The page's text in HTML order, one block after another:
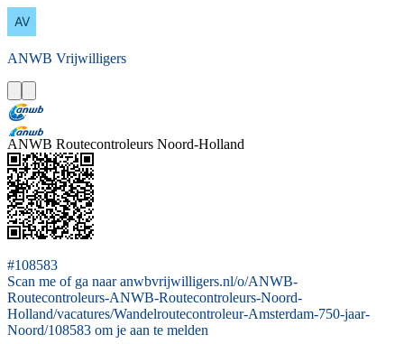
ANWB Vrijwilligers
ANWB Routecontroleurs Noord-Holland
#108583
Scan me of ga naar anwbvrijwilligers.nl/o/ANWB-
Routecontroleurs-ANWB-Routecontroleurs-Noord-
Holland/vacatures/Wandelroutecontroleur-Amsterdam-750-jaar-
Noord/108583 om je aan te melden